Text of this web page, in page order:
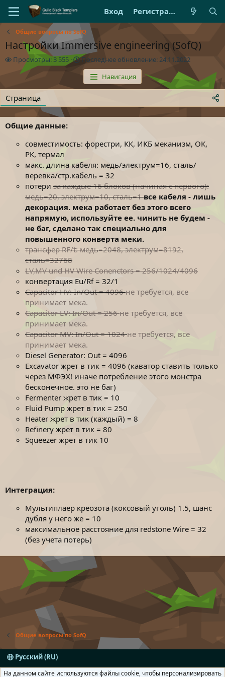
Вход Регистрация
Общие вопросы по SofQ
Настройки Immersive engineering (SofQ)
П
м
о
р
ы
Просмотры: 3 555
П
о
с
л
д
о
б
о
в
л
е
н
и
е
Последнее обновление:24.11.2022
Навигация
Страница
Общие данные:
совместимость: форестри, КК, ИКБ меканизм, ОК,
РК, термал
макс. длина кабеля: медь/электрум=16, сталь/
веревка/стр.кабель = 32
потери за каждые 16 блоков (начиная с первого):
медь=20, электрум=10, сталь=1 все кабеля - лишь
декорация. мека работает без этого всего
напрямую, используйте ее. чинить не будем -
не баг, сделано так специально для
повышенного конверта меки.
трансфер RF/t: медь=2048, электрум=8192,
сталь=32768
LV,MV und HV Wire Conenctors = 256/1024/4096
конвертация Eu/Rf = 32/1
Capacitor HV: In/Out = 4096не требуется, все
принимает мека.
Capacitor LV: In/Out = 256не требуется, все
принимает мека.
Capacitor MV: In/Out = 1024не требуется, все
принимает мека.
Diesel Generator: Out = 4096
Excavator жрет в тик = 4096 (каватор ставить только
через МФЭХ! иначе потребление этого монстра
бесконечное. это не баг)
Fermenter жрет в тик = 10
Fluid Pump жрет в тик = 250
Heater жрет в тик (каждый) = 8
Refinery жрет в тик = 80
Squeezer жрет в тик 10
Интеграция:
Мультиплаер креозота (коксовый уголь) 1.5, шанс
дубля у него же = 10
максимальное расстояние для redstone Wire = 32
(без учета потерь)
Общие вопросы по SofQ
Русский (RU)
Условия и правила
Политика конфиденциальности
На данном сайте используются файлы cookie, чтобы персонализировать